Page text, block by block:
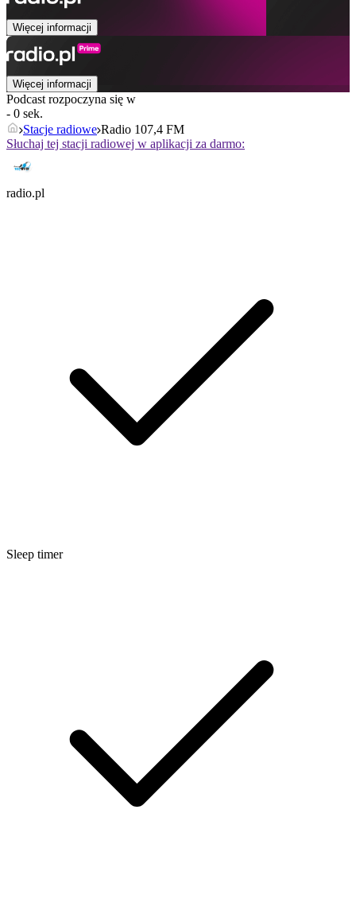
Więcej informacji
Więcej informacji
Podcast rozpoczyna się w
- 0 sek.
Stacje radiowe Radio 107,4 FM
Słuchaj tej stacji radiowej w aplikacji za darmo:
radio.pl
Sleep timer